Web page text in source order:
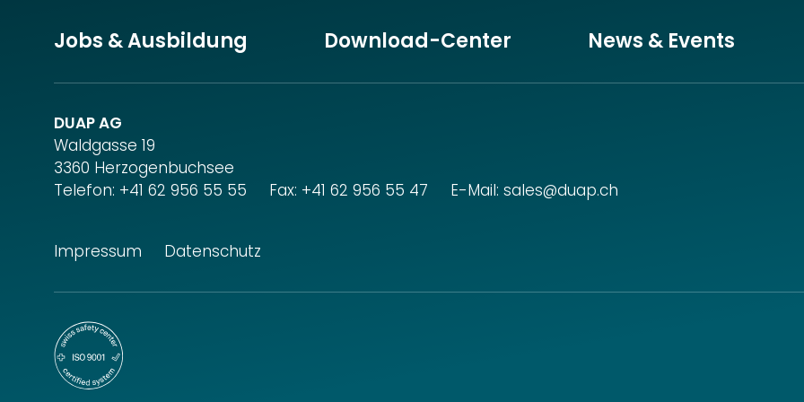
Jobs & Ausbildung Download-Center News & Events
DUAP AG
Waldgasse 19
3360 Herzogenbuchsee
Telefon: +41 62 956 55 55 Fax: +41 62 956 55 47 E-Mail: sales@duap.ch
Impressum Datenschutz